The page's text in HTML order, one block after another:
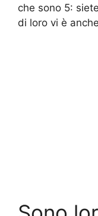
che sono 5:
di loro vi è